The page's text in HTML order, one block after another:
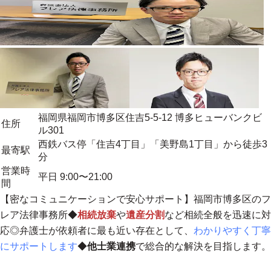
住所
福岡県福岡市博多区住吉5-5-12 博多ヒューバンクビ
ル301
最寄駅
西鉄バス停「住吉4丁目」「美野島1丁目」から徒歩3
分
営業時
間
平日 9:00〜21:00
【 密なコミュニケーションで安心サポート 】福岡市博多区のフ
レア法律事務所◆相続放棄や遺産分割など相続全般を迅速に対
応◎弁護士が依頼者に最も近い存在として、 わかりやすく丁寧
にサポートします◆他士業連携で総合的な解決を目指します。